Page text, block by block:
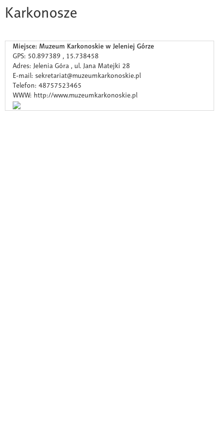
Karkonosze
Miejsce: Muzeum Karkonoskie w Jeleniej Górze
GPS: 50.897389 , 15.738458
Adres: Jelenia Góra , ul. Jana Matejki 28
E-mail: sekretariat@muzeumkarkonoskie.pl
Telefon: 48757523465
WWW: http://www.muzeumkarkonoskie.pl